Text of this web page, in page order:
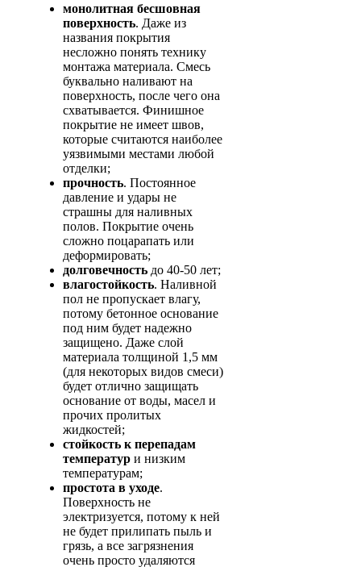
монолитная бесшовная
поверхность. Даже из
названия покрытия
несложно понять технику
монтажа материала. Смесь
буквально наливают на
поверхность, после чего она
схватывается. Финишное
покрытие не имеет швов,
которые считаются наиболее
уязвимыми местами любой
отделки;
прочность. Постоянное
давление и удары не
страшны для наливных
полов. Покрытие очень
сложно поцарапать или
деформировать;
долговечность до 40-50 лет;
влагостойкость. Наливной
пол не пропускает влагу,
потому бетонное основание
под ним будет надежно
защищено. Даже слой
материала толщиной 1,5 мм
(для некоторых видов смеси)
будет отлично защищать
основание от воды, масел и
прочих пролитых
жидкостей;
стойкость к перепадам
температур и низким
температурам;
простота в уходе.
Поверхность не
электризуется, потому к ней
не будет прилипать пыль и
грязь, а все загрязнения
очень просто удаляются